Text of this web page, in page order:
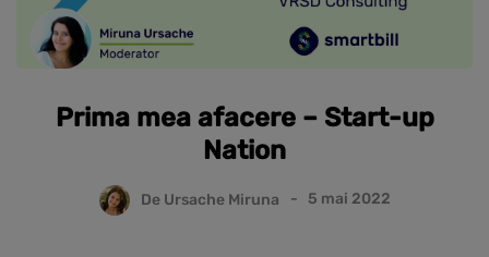
Prima mea afacere – Start-up
Nation
De Ursache Miruna 5 mai 2022